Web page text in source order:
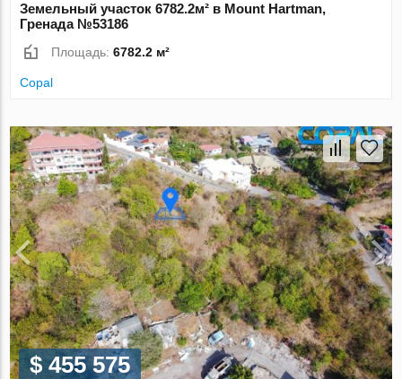
Земельный участок 6782.2м² в Mount Hartman,
Гренада №53186
Площадь:6782.2 м²
Copal
$ 455 575